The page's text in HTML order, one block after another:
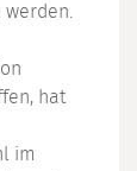
hat
im